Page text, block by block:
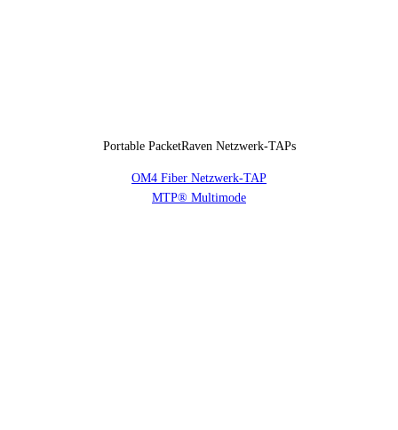
Portable PacketRaven Netzwerk-TAPs
OM4 Fiber Netzwerk-TAP
MTP® Multimode